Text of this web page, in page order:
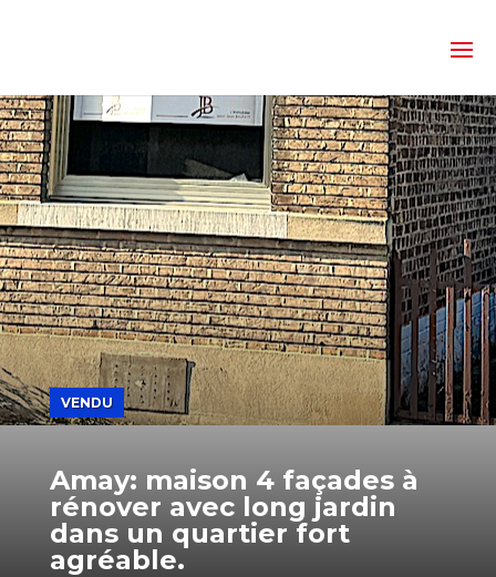
VENDU
Amay: maison 4 façades à
rénover avec long jardin
dans un quartier fort
agréable.